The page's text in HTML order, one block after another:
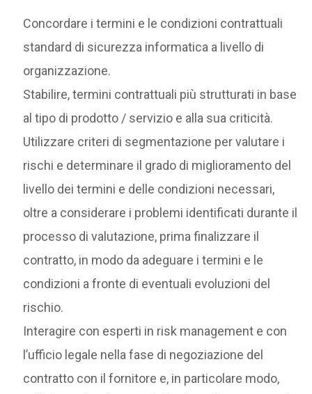
Concordare i termini e le condizioni contrattuali
standard di sicurezza informatica a livello di
organizzazione.
Stabilire, termini contrattuali più strutturati in base
al tipo di prodotto / servizio e alla sua criticità.
Utilizzare criteri di segmentazione per valutare i
rischi e determinare il grado di miglioramento del
livello dei termini e delle condizioni necessari,
oltre a considerare i problemi identificati durante il
processo di valutazione, prima finalizzare il
contratto, in modo da adeguare i termini e le
condizioni a fronte di eventuali evoluzioni del
rischio.
Interagire con esperti in risk management e con
l’ufficio legale nella fase di negoziazione del
contratto con il fornitore e, in particolare modo,